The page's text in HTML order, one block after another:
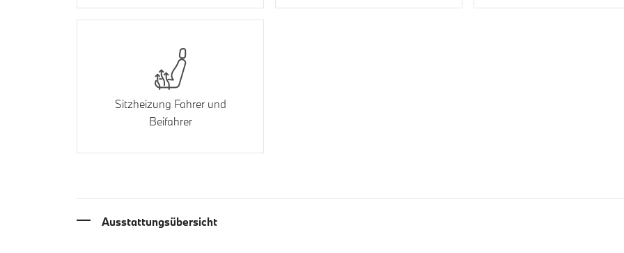
Sitzheizung Fahrer und
Beifahrer
Ausstattungsübersicht